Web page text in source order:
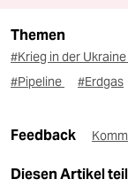
Themen
#Krieg in der Ukraine
#Pipeline
#Erdgas
Feedback
Diesen Artikel